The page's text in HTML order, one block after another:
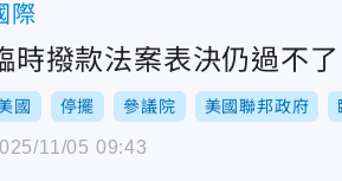
際
時撥款法案表決仍過不
國 停擺 參議院 美國聯邦政府
11/05 09:43